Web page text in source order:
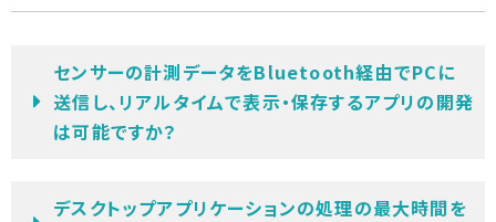
センサーの計測データをBluetooth経由でPCに
送信し、リアルタイムで表示・保存するアプリの開発
は可能ですか？
デスクトップアプリケーションの処理の最大時間を